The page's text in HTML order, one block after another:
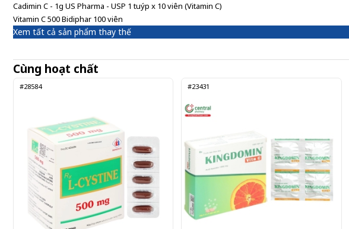
Cadimin C - 1g US Pharma - USP 1 tuýp x 10 viên (Vitamin C)
Vitamin C 500 Bidiphar 100 viên
Xem tất cả sản phẩm thay thế
Cùng hoạt chất
#28584 #23431